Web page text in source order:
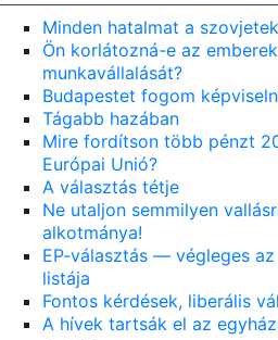
Minden hatalmat a
Ön korlátozná-e az
munkavállalását?
Budapestet fogom
Tágabb hazában
Mire fordítson több pénzt
Európai Unió?
A választás tétje
Ne utaljon semmilyen
alkotmánya!
EP-választás — végleges az
listája
Fontos kérdések, liberális
A hívek tartsák el az